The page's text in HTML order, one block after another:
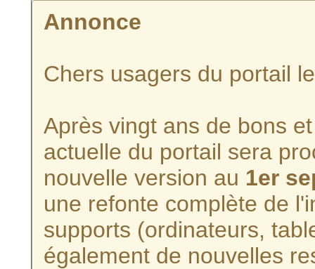
Annonce
Chers usagers du portail
Après vingt ans de bons
actuelle du portail sera
nouvelle version au 1er
une refonte complète de
supports (ordinateurs,
également de nouvelles